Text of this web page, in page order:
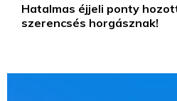
Hatalmas éjjeli ponty
szerencsés horgásznak!